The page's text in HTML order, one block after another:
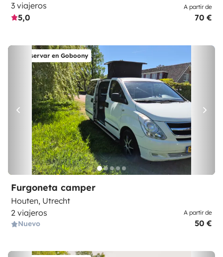
3 viajeros
5,0
A partir de
70 €
Reservar en Goboony
Furgoneta camper
Houten, Utrecht
2 viajeros
Nuevo
A partir de
50 €